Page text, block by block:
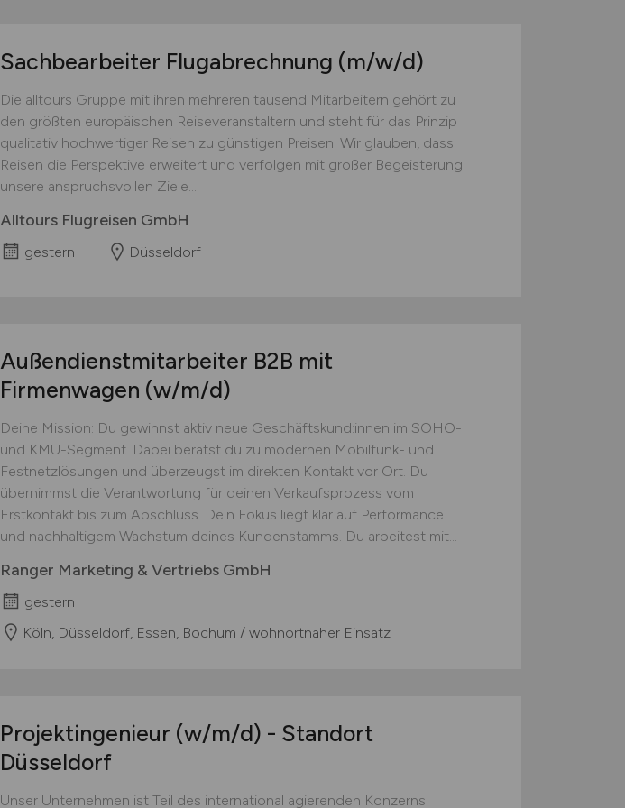
Sachbearbeiter Flugabrechnung (m/w/d)
Die alltours Gruppe mit ihren mehreren tausend Mitarbeitern gehört zu
den größten europäischen Reiseveranstaltern und steht für das Prinzip
qualitativ hochwertiger Reisen zu günstigen Preisen. Wir glauben, dass
Reisen die Perspektive erweitert und verfolgen mit großer Begeisterung
unsere anspruchsvollen Ziele....
Alltours Flugreisen GmbH
gestern Düsseldorf
Außendienstmitarbeiter B2B mit
Firmenwagen (w/m/d)
Deine Mission: Du gewinnst aktiv neue Geschäftskund:innen im SOHO-
und KMU-Segment. Dabei berätst du zu modernen Mobilfunk- und
Festnetzlösungen und überzeugst im direkten Kontakt vor Ort. Du
übernimmst die Verantwortung für deinen Verkaufsprozess vom
Erstkontakt bis zum Abschluss. Dein Fokus liegt klar auf Performance
und nachhaltigem Wachstum deines Kundenstamms. Du arbeitest mit...
Ranger Marketing & Vertriebs GmbH
gestern
Köln, Düsseldorf, Essen, Bochum / wohnortnaher Einsatz
Projektingenieur (w/m/d) - Standort
Düsseldorf
Unser Unternehmen ist Teil des international agierenden Konzerns